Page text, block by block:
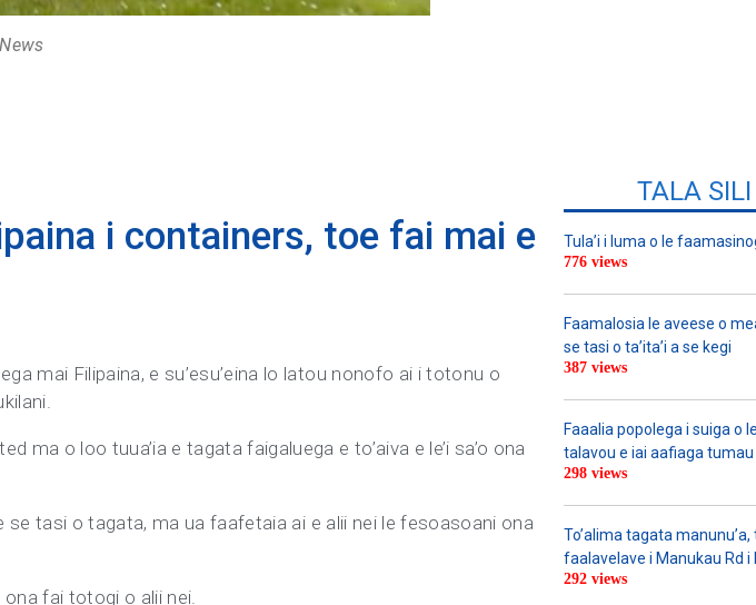
i containers, toe fai mai e
mai Filipaina, e su’esu’eina lo latou nonofo ai i totonu o
ma o loo tuua’ia e tagata faigaluega e to’aiva e le’i sa’o ona
tasi o tagata, ma ua faafetaia ai e alii nei le fesoasoani ona
ona fai totogi o alii nei.
TALA
Tula’i i luma o le
776 views
Faamalosia le aveese o
se tasi o ta’ita’i a se kegi
387 views
Faaalia popolega i suiga o
talavou e iai aafiaga
298 views
To’alima tagata
faalavelave i Manukau Rd
292 views